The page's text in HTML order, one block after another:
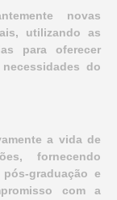
novas
utilizando as
para oferecer
do
a vida de
fornecendo
graduação e
com a